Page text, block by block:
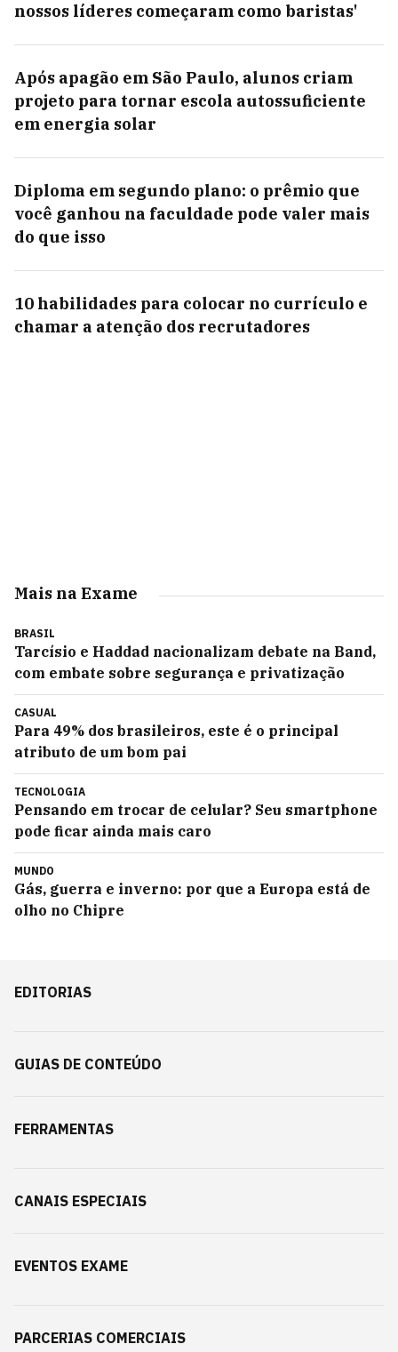
nossos líderes começaram como baristas'
Após apagão em São Paulo, alunos criam
projeto para tornar escola autossuficiente
em energia solar
Diploma em segundo plano: o prêmio que
você ganhou na faculdade pode valer mais
do que isso
10 habilidades para colocar no currículo e
chamar a atenção dos recrutadores
Mais na Exame
BRASIL
Tarcísio e Haddad nacionalizam debate na Band,
com embate sobre segurança e privatização
CASUAL
Para 49% dos brasileiros, este é o principal
atributo de um bom pai
TECNOLOGIA
Pensando em trocar de celular? Seu smartphone
pode ficar ainda mais caro
MUNDO
Gás, guerra e inverno: por que a Europa está de
olho no Chipre
EDITORIAS
GUIAS DE CONTEÚDO
FERRAMENTAS
CANAIS ESPECIAIS
EVENTOS EXAME
PARCERIAS COMERCIAIS